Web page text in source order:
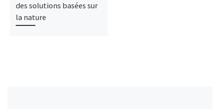
des solutions basées sur
la nature